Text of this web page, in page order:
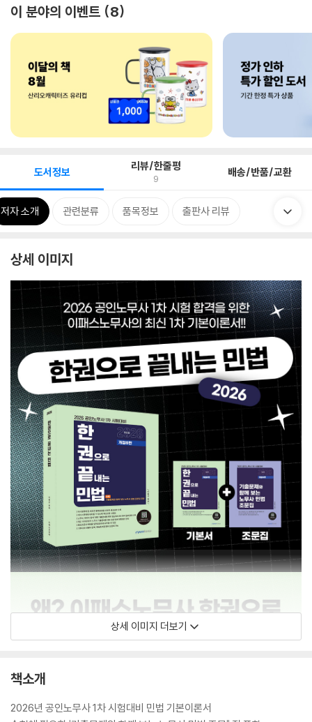
이 분야의 이벤트 8
도서정보 리뷰/한줄평
9 배송/반품/교환
저자 소개 관련분류 품목정보 출판사 리뷰
상세 이미지
상세 이미지 더보기
책소개
2026년 공인노무사 1차 시험대비 민법 기본이론서